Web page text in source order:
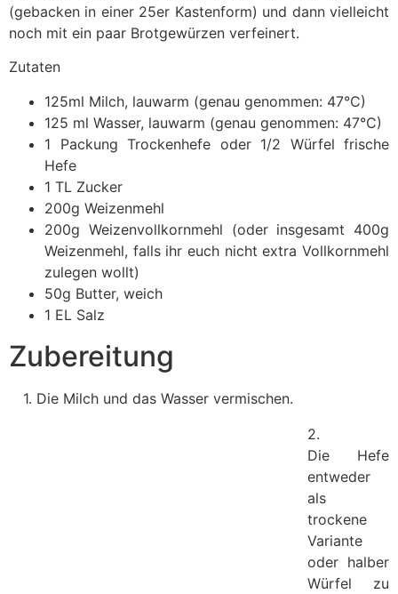
(gebacken in einer 25er Kastenform) und dann vielleicht
noch mit ein paar Brotgewürzen verfeinert.
Zutaten
125ml Milch, lauwarm (genau genommen: 47°C)
125 ml Wasser, lauwarm (genau genommen: 47°C)
1 Packung Trockenhefe oder 1/2 Würfel frische
Hefe
1 TL Zucker
200g Weizenmehl
200g Weizenvollkornmehl (oder insgesamt 400g
Weizenmehl, falls ihr euch nicht extra Vollkornmehl
zulegen wollt)
50g Butter, weich
1 EL Salz
Zubereitung
1. Die Milch und das Wasser vermischen.
2.
Die Hefe
entweder
als
trockene
Variante
oder halber
Würfel zu